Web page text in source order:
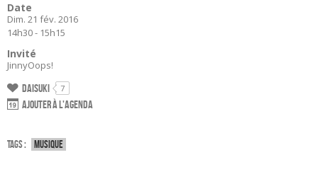
Date
Dim. 21 fév. 2016
14h30 - 15h15
Invité
JinnyOops!
Daisuki 7
Ajouter à l'agenda
Tags : Musique